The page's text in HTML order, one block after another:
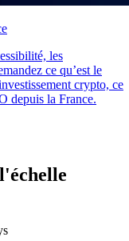
les
ce qu’est le
crypto, ce
depuis la France.